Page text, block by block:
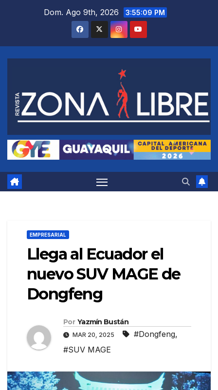
Dom. Ago 9th, 2026 3:55:10 PM
EMPRESARIAL
Llega al Ecuador el
nuevo SUV MAGE de
Dongfeng
Por Yazmín Bustán
MAR 20, 2025 #Dongfeng,
#SUV MAGE